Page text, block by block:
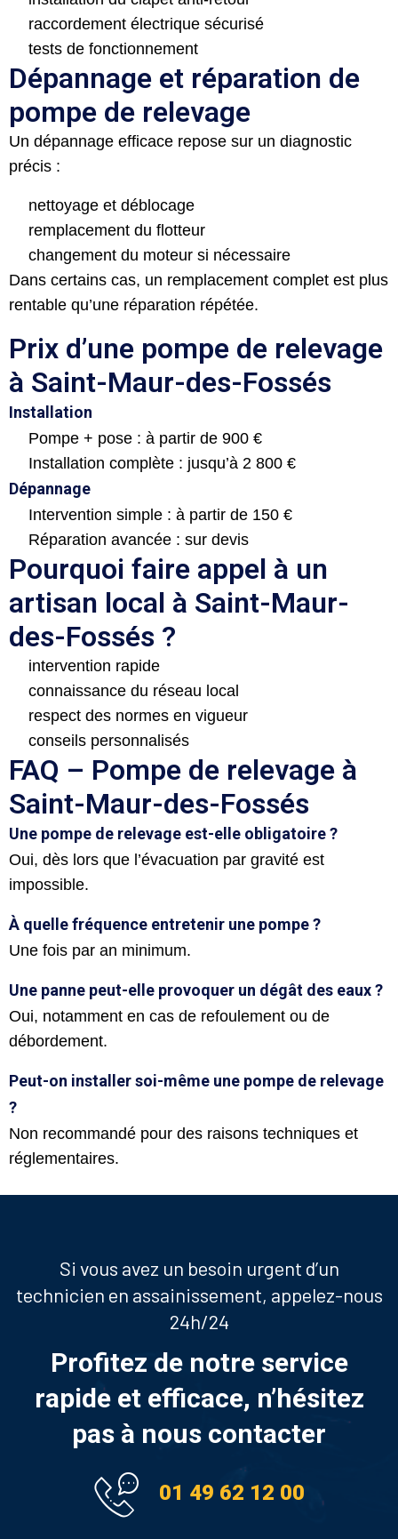
raccordement électrique sécurisé
tests de fonctionnement
Dépannage et réparation de
pompe de relevage
Un dépannage efficace repose sur un diagnostic
précis :
nettoyage et déblocage
remplacement du flotteur
changement du moteur si nécessaire
Dans certains cas, un remplacement complet est plus
rentable qu’une réparation répétée.
Prix d’une pompe de relevage
à Saint-Maur-des-Fossés
Installation
Pompe + pose : à partir de 900 €
Installation complète : jusqu’à 2 800 €
Dépannage
Intervention simple : à partir de 150 €
Réparation avancée : sur devis
Pourquoi faire appel à un
artisan local à Saint-Maur-
des-Fossés ?
intervention rapide
connaissance du réseau local
respect des normes en vigueur
conseils personnalisés
FAQ – Pompe de relevage à
Saint-Maur-des-Fossés
Une pompe de relevage est-elle obligatoire ?
Oui, dès lors que l’évacuation par gravité est
impossible.
À quelle fréquence entretenir une pompe ?
Une fois par an minimum.
Une panne peut-elle provoquer un dégât des eaux ?
Oui, notamment en cas de refoulement ou de
débordement.
Peut-on installer soi-même une pompe de relevage
?
Non recommandé pour des raisons techniques et
réglementaires.
Si vous avez un besoin urgent d’un
technicien en assainissement, appelez-nous
24h/24
Profitez de notre service
rapide et efficace, n’hésitez
pas à nous contacter
01 49 62 12 00